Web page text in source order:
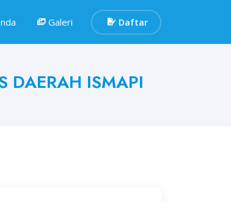
Galeri Daftar
DAERAH ISMAPI